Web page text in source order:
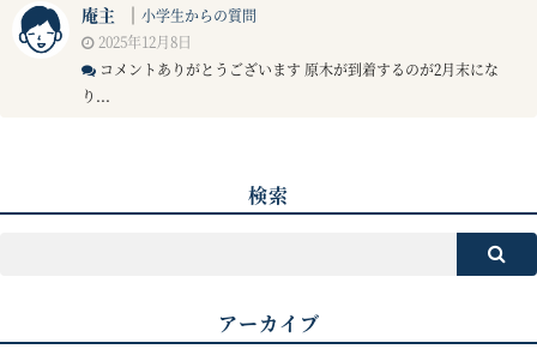
庵主 ｜ 小学生からの質問
2025年12月8日
コメントありがとうございます 原木が到着するのが2月末にな
り...
検索
アーカイブ